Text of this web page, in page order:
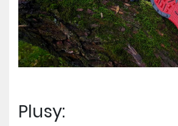
Plusy: